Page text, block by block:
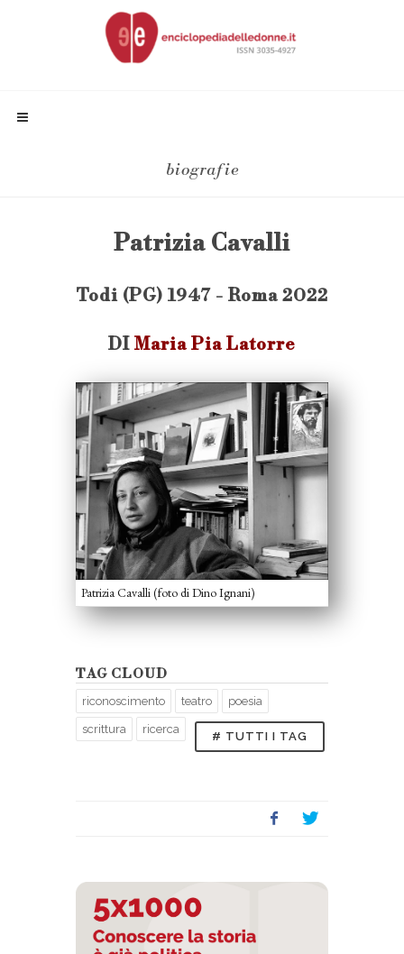
biografie
Patrizia Cavalli
Todi (PG) 1947 - Roma 2022
DI Maria Pia Latorre
Patrizia Cavalli (foto di Dino Ignani)
TAG CLOUD
riconoscimento teatro poesia
scrittura ricerca
# TUTTI I TAG